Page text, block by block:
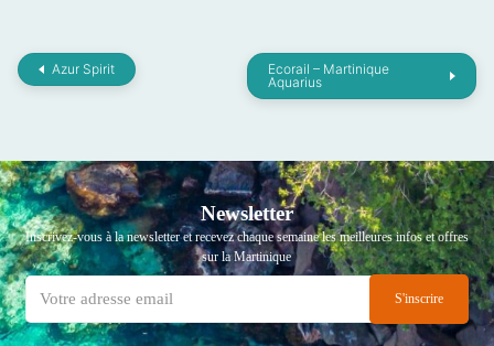
Azur Spirit
Ecorail – Martinique
Aquarius
Newsletter
Inscrivez-vous à la newsletter et recevez chaque semaine les meilleures infos et offres
sur la Martinique